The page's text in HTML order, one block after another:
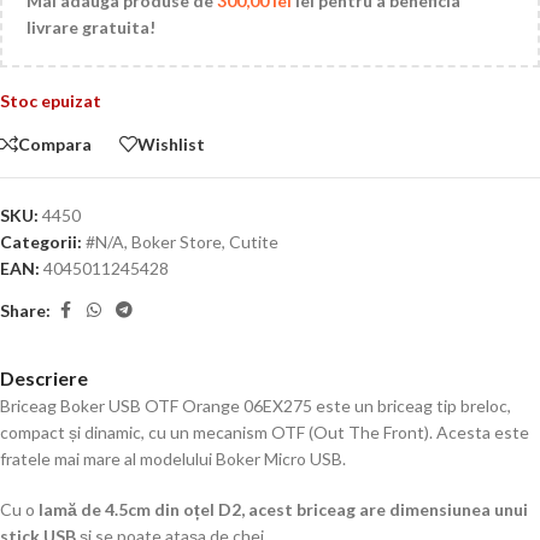
livrare gratuita!
Stoc epuizat
Compara Wishlist
SKU: 4450
Categorii: #N/A, Boker Store, Cutite
EAN: 4045011245428
Share:
Descriere
Briceag Boker USB OTF Orange 06EX275 este un briceag tip breloc,
compact și dinamic, cu un mecanism OTF (Out The Front). Acesta este
fratele mai mare al modelului Boker Micro USB.
Cu o lamă de 4.5cm din oțel D2, acest briceag are dimensiunea unui